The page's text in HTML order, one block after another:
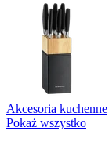
Akcesoria kuchenne
Pokaż wszystko